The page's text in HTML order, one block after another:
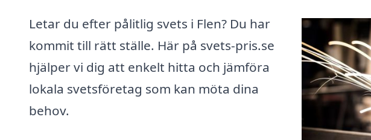
Letar du efter pålitlig svets i Flen? Du har
kommit till rätt ställe. Här på svets-pris.se
hjälper vi dig att enkelt hitta och jämföra
lokala svetsföretag som kan möta dina
behov.